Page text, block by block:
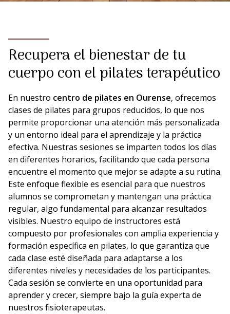
Recupera el bienestar de tu
cuerpo con el pilates terapéutico
En nuestro centro de pilates en Ourense, ofrecemos
clases de pilates para grupos reducidos, lo que nos
permite proporcionar una atención más personalizada
y un entorno ideal para el aprendizaje y la práctica
efectiva. Nuestras sesiones se imparten todos los días
en diferentes horarios, facilitando que cada persona
encuentre el momento que mejor se adapte a su rutina.
Este enfoque flexible es esencial para que nuestros
alumnos se comprometan y mantengan una práctica
regular, algo fundamental para alcanzar resultados
visibles. Nuestro equipo de instructores está
compuesto por profesionales con amplia experiencia y
formación específica en pilates, lo que garantiza que
cada clase esté diseñada para adaptarse a los
diferentes niveles y necesidades de los participantes.
Cada sesión se convierte en una oportunidad para
aprender y crecer, siempre bajo la guía experta de
nuestros fisioterapeutas.